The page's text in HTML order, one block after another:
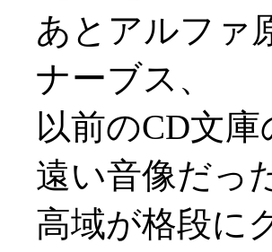
あとアルファ
ナーブス、
以前のCD文
遠い音像だっ
高域が格段に